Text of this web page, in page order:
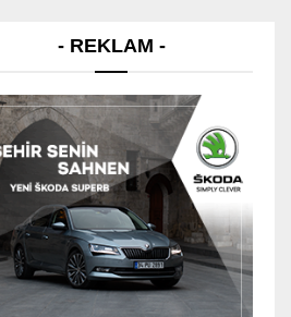
- REKLAM -